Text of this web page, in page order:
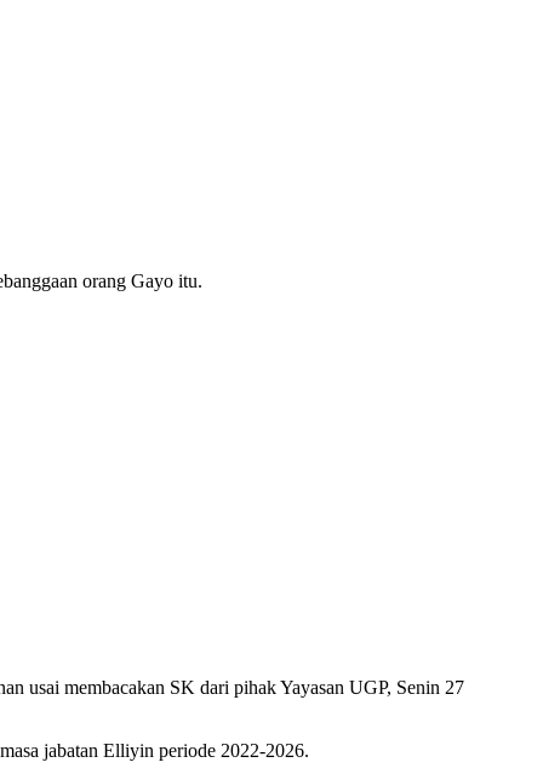
orang Gayo itu.
usai membacakan SK dari pihak Yayasan UGP, Senin 27
jabatan Elliyin periode 2022-2026.